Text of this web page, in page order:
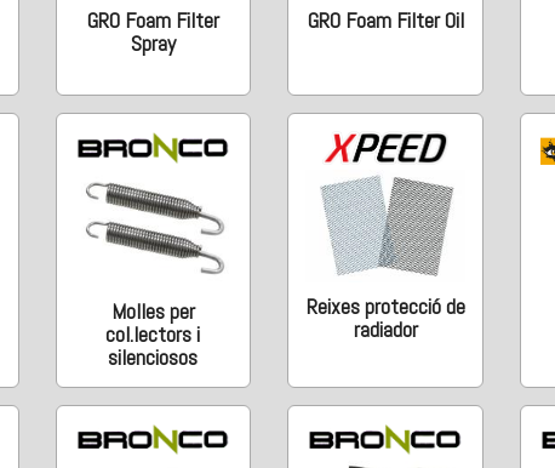
GRO Foam Filter
Spray
GRO Foam Filter Oil
Molles per
col.lectors i
silenciosos
Reixes protecció de
radiador